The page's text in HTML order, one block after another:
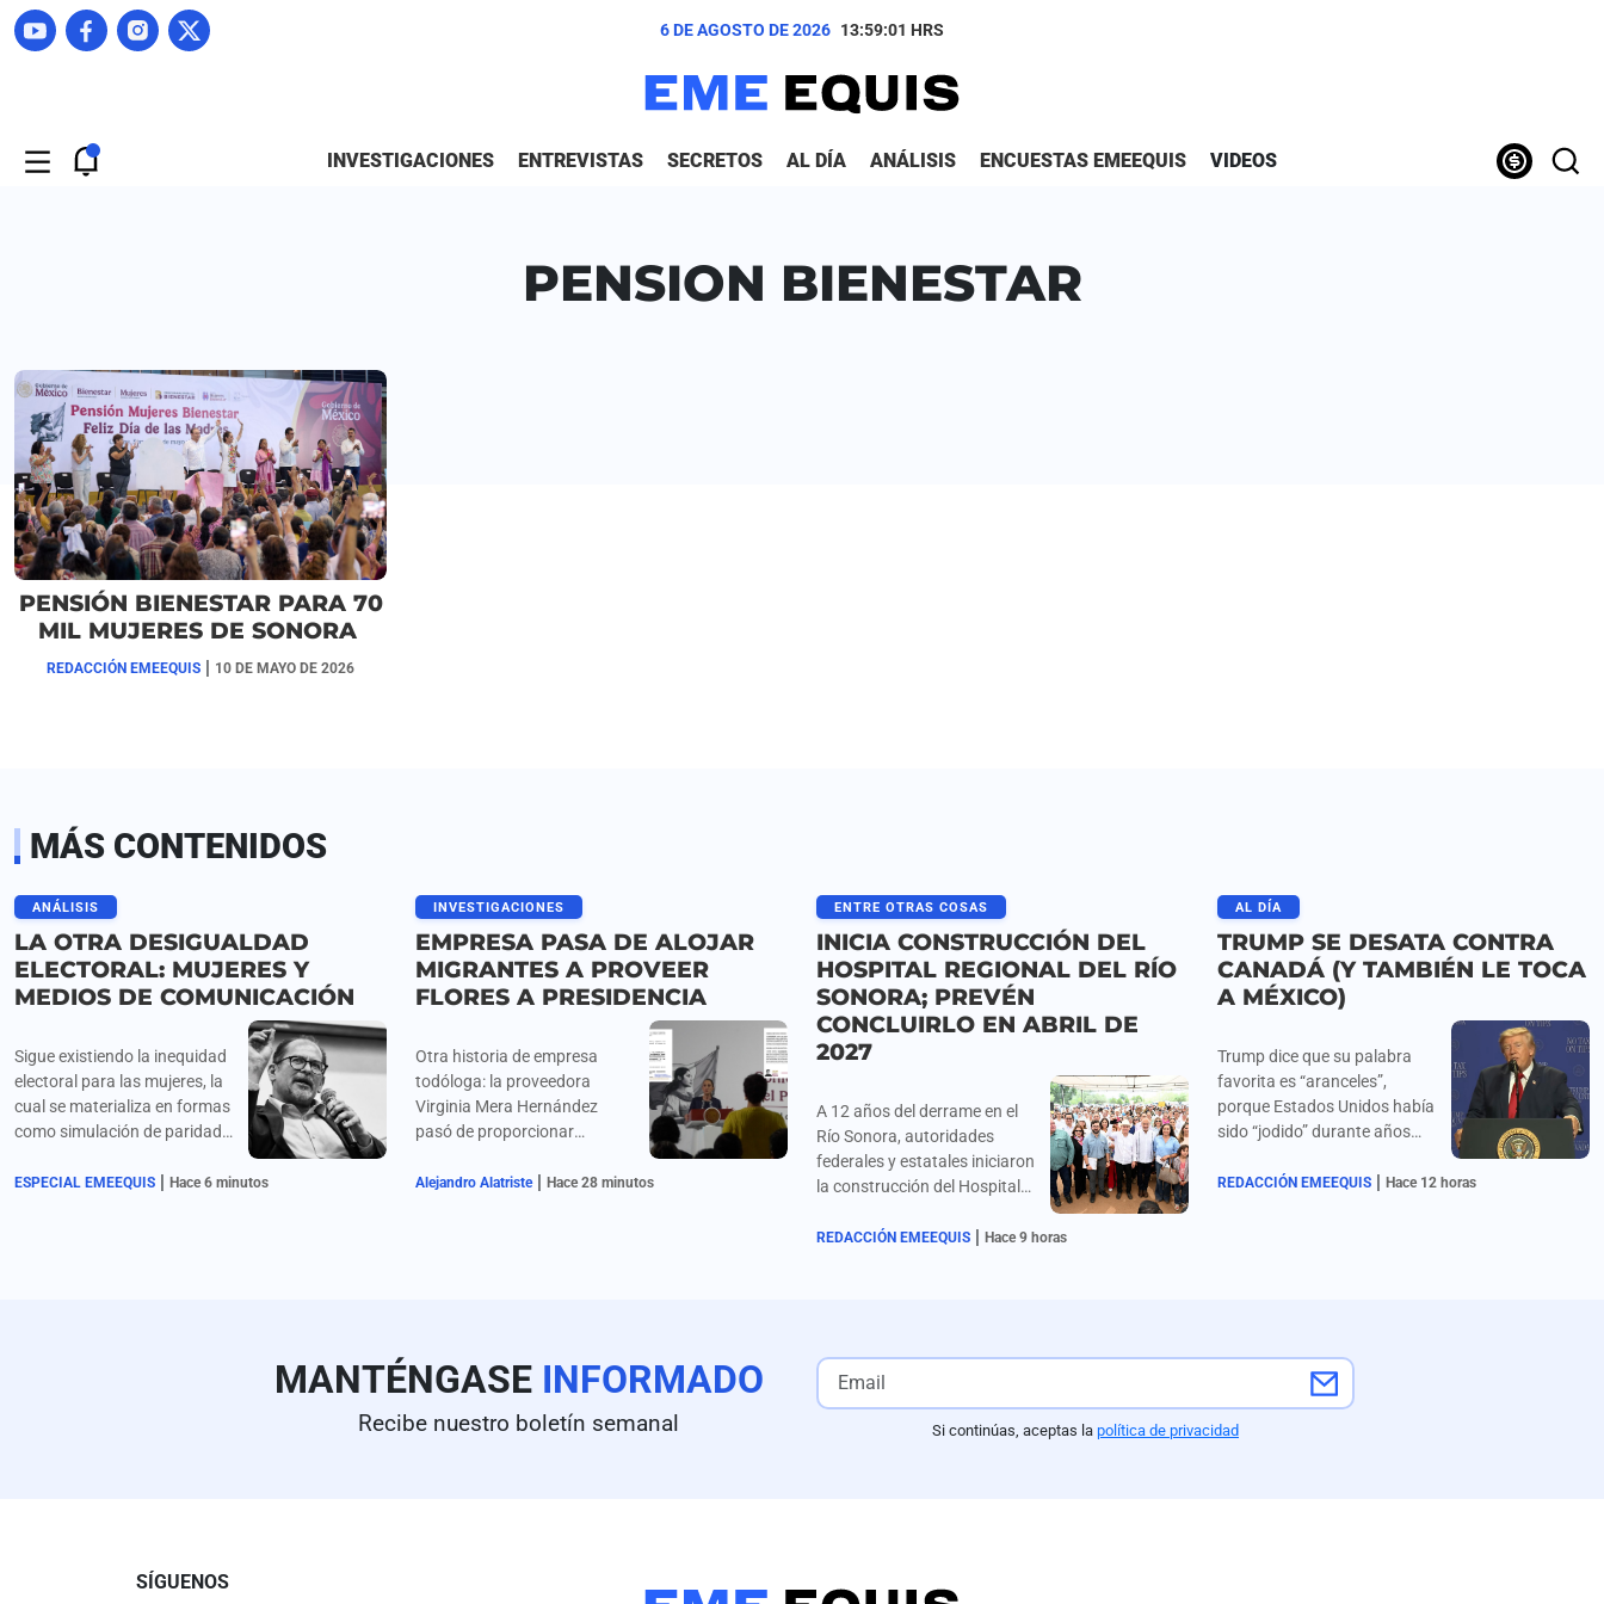
6 DE AGOSTO DE 2026 13:59:01 HRS
INVESTIGACIONES ENTREVISTAS SECRETOS AL DÍA ANÁLISIS ENCUESTAS EMEEQUIS VIDEOS
PENSION BIENESTAR
PENSIÓN BIENESTAR PARA 70
MIL MUJERES DE SONORA
REDACCIÓN EMEEQUIS | 10 DE MAYO DE 2026
MÁS CONTENIDOS
ANÁLISIS
LA OTRA DESIGUALDAD
ELECTORAL: MUJERES Y
MEDIOS DE COMUNICACIÓN
Sigue existiendo la inequidad
electoral para las mujeres, la
cual se materializa en formas
como simulación de paridad,
partidistas, diferencia en el
ESPECIAL EMEEQUIS | Hace 6 minutos
INVESTIGACIONES
EMPRESA PASA DE ALOJAR
MIGRANTES A PROVEER
FLORES A PRESIDENCIA
Otra historia de empresa
todóloga: la proveedora
Virginia Mera Hernández
pasó de proporcionar
cobrar varios millones por
Alejandro Alatriste | Hace 28 minutos
ENTRE OTRAS COSAS
INICIA CONSTRUCCIÓN DEL
HOSPITAL REGIONAL DEL RÍO
SONORA; PREVÉN
CONCLUIRLO EN ABRIL DE
2027
A 12 años del derrame en el
Río Sonora, autoridades
federales y estatales iniciaron
la construcción del Hospital
inversión superior a 500
REDACCIÓN EMEEQUIS | Hace 9 horas
AL DÍA
TRUMP SE DESATA CONTRA
CANADÁ (Y TAMBIÉN LE TOCA
A MÉXICO)
Trump dice que su palabra
favorita es “aranceles”,
porque Estados Unidos había
sido “jodido” durante años
Sur, Alemania, México y
REDACCIÓN EMEEQUIS | Hace 12 horas
MANTÉNGASE INFORMADO
Recibe nuestro boletín semanal Si continúas, aceptas la política de privacidad
SÍGUENOS